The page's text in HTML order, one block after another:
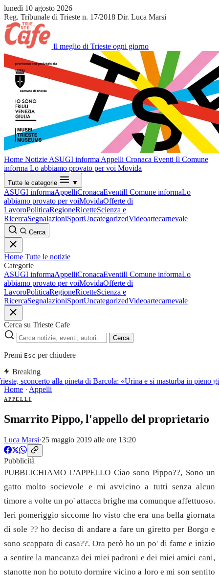
lunedì 10 agosto 2026
Reg. Tribunale di Trieste n. 17/2018 Dir. Luca Marsi
Il meglio di Trieste ogni giorno
Home Notizie ASUGI informa Appelli Cronaca Eventi Il Comune
informa Lo abbiamo provato per voi Movida
Tutte le categorie ▼
ASUGI informaAppelliCronacaEventiIl Comune informaLo
abbiamo provato per voiMovidaOfferte di
LavoroPoliticaRegioneRicetteScienza e
RicercaSegnalazioniSportUncategorizedVideoartecarnevale
Cerca
Home Tutte le notizie
Categorie
ASUGI informaAppelliCronacaEventiIl Comune informaLo
abbiamo provato per voiMovidaOfferte di
LavoroPoliticaRegioneRicetteScienza e
RicercaSegnalazioniSportUncategorizedVideoartecarnevale
Cerca su Trieste Cafe
Cerca
Premi Esc per chiudere
Breaking
sconcerto alla pineta di Barcola: «Urina e si masturba in pieno
Home · Appelli
APPELLI
Smarrito Pippo, l'appello del proprietario
Luca Marsi·25 maggio 2019 alle ore 13:20
Pubblicità
PUBBLICHIAMO L'APPELLO Ciao sono Pippo??, Sono un
gatto molto socievole e mi avvicino a tutti senza alcun
timore a volte un po' attacca brighe ma comunque affettuoso.
Ieri pomeriggio siccome ho visto che era una bella giornata
di sole ?? ho deciso di andare a fare un giretto per Borgo e
sono scappato di casa??. Ora però ho un po' di fame e inizio
a sentire la mancanza dei miei padroni e dei miei amici cani,
stanotte non ho potuto dormire vicino a loro e mi son sentito